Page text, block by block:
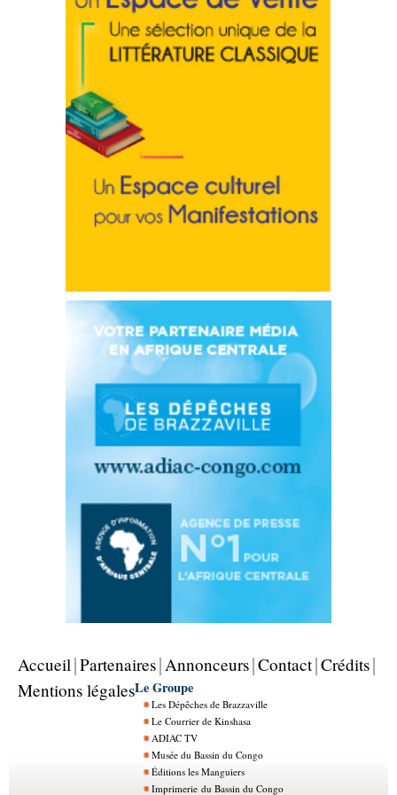
Accueil Partenaires Annonceurs Contact Crédits
Mentions légalesLe Groupe
Les Dépêches de Brazzaville
Le Courrier de Kinshasa
ADIAC TV
Musée du Bassin du Congo
Éditions les Manguiers
Imprimerie du Bassin du Congo